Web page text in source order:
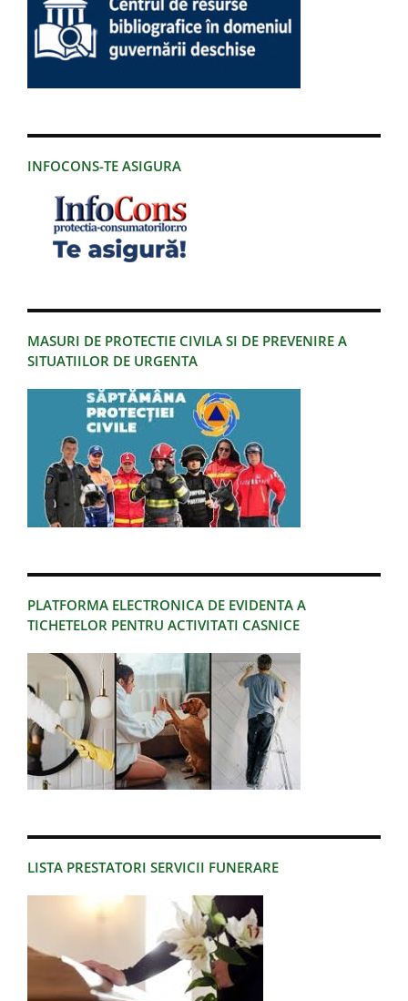
INFOCONS-TE ASIGURA
MASURI DE PROTECTIE CIVILA SI DE PREVENIRE A
SITUATIILOR DE URGENTA
PLATFORMA ELECTRONICA DE EVIDENTA A
TICHETELOR PENTRU ACTIVITATI CASNICE
LISTA PRESTATORI SERVICII FUNERARE